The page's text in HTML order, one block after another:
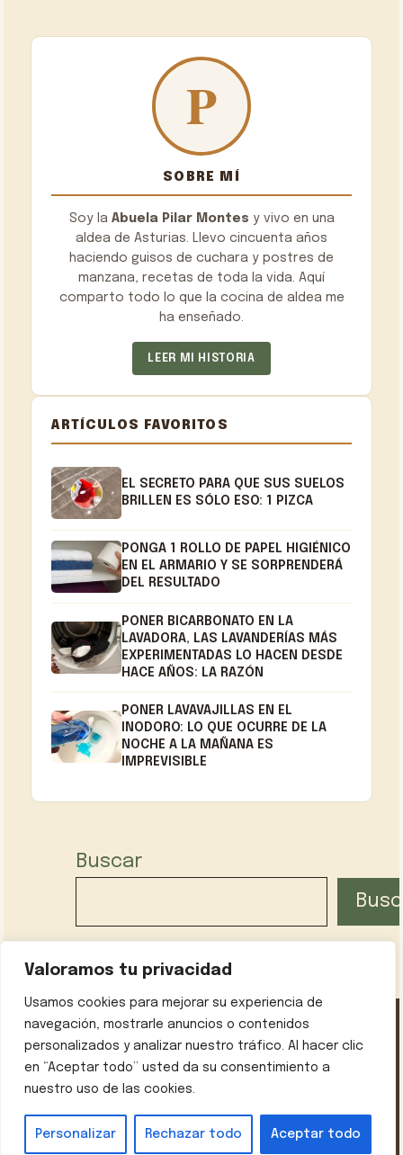
Valoramos tu privacidad
Usamos cookies para mejorar su experiencia de
navegación, mostrarle anuncios o contenidos
personalizados y analizar nuestro tráfico. Al hacer clic
en “Aceptar todo” usted da su consentimiento a
nuestro uso de las cookies.
Personalizar Rechazar todo Aceptar todo
SOBRE MÍ
Soy la Abuela Pilar Montes y vivo en una
aldea de Asturias. Llevo cincuenta años
haciendo guisos de cuchara y postres de
manzana, recetas de toda la vida. Aquí
comparto todo lo que la cocina de aldea me
ha enseñado.
LEER MI HISTORIA
ARTÍCULOS FAVORITOS
EL SECRETO PARA QUE SUS SUELOS
BRILLEN ES SÓLO ESO: 1 PIZCA
PONGA 1 ROLLO DE PAPEL HIGIÉNICO
EN EL ARMARIO Y SE SORPRENDERÁ
DEL RESULTADO
PONER BICARBONATO EN LA
LAVADORA, LAS LAVANDERÍAS MÁS
EXPERIMENTADAS LO HACEN DESDE
HACE AÑOS: LA RAZÓN
PONER LAVAVAJILLAS EN EL
INODORO: LO QUE OCURRE DE LA
NOCHE A LA MAÑANA ES
IMPREVISIBLE
Buscar
Política de privacidad Contáctanos Sobre mí
Aviso legal
© 2026 Recetas con Encanto• Creado conGeneratePress